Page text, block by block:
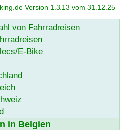
Version 1.3.13 vom 31.12.25
von Fahrradreisen
E-Bike
in Belgien